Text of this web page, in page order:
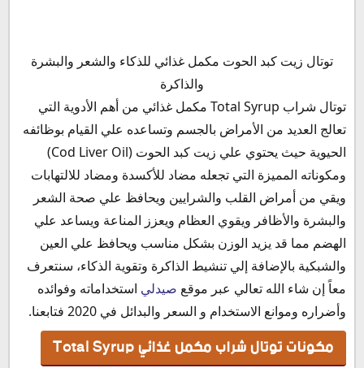
مكونات توتال شراب مكمل غذائي Total Syrup
دواعي استخدام توتال شراب
الأعراض الجانبية لتناول دواء توتال شراب
اضرار دواء توتال
موانع استخدام توتال شراب
توتال والحمل
توتال والرضاعة
فوائد توتال شراب
توتال والسكر
هل توتال شراب يزيد الوزن
توتال والضغط
التداخلات الدوائية مع توتال شراب للتسمين
جرعة توتال شراب
سعر توتال شراب في مصر 2020
توتال زيت كبد الحوت مكمل غذائي للذكاء والشعر والبشرة
والذاكرة
توتال شراب Total Syrup مكمل غذائي من أهم الأدوية التي
تعالج العديد من الأمراض بالجسم وتساعده علي القيام بوظائفه
الحيوية حيث يحتوي علي زيت كبد الحوت (Cod Liver Oil)
ومكوناته المميزة التي تجعله مضاد للأكسدة ومضاد للالتهابات
ويقي من أمراض القلب والشرايين ويحافظ علي صحة الشعر
والبشرة والأظافر ويقوي العظام ويعزز المناعة ويساعد علي
الهضم مما قد يزيد الوزن بشكل مناسب ويحافظ علي العين
والشبكية بالإضافة إلي تنشيط الذاكرة وتقوية الذكاء، سنتعرف
معاً إن شاء الله تعالي عبر موقع صيدلي استخداماته وفوائده
وأضراره وموانع الاستخدام و السعر والبدائل في 2020 فتابعنا.
مكونات توتال شراب مكمل غذائي Total Syrup